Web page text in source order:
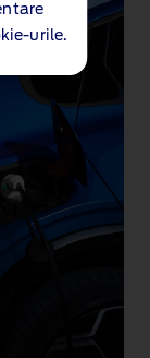
urile.